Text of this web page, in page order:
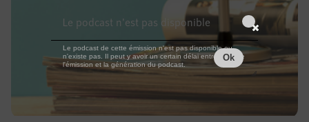
Le podcast n'est pas disponible
Le podcast de cette émission n'est pas disponible ou
n'existe pas. Il peut y avoir un certain délai entre la fin de
l'émission et la génération du podcast.
Ok